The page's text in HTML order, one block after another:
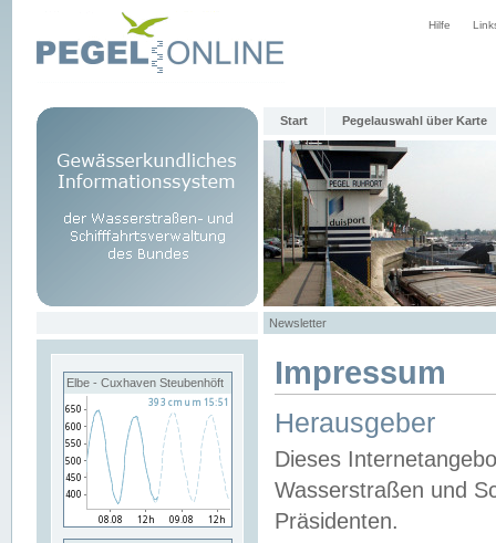
Hilfe
Start Pegelauswahl über Karte
Newsletter
Elbe - Cuxhaven Steubenhöft Impressum
Herausgeber
Dieses
Wasserstraßen und
Präsidenten.